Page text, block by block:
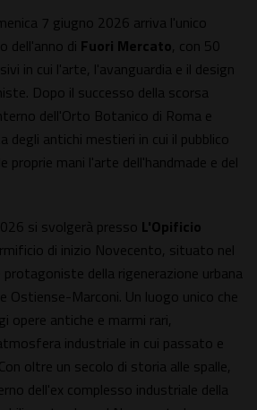
7 giugno 2026 arriva l'unico
dell'anno di Fuori Mercato, con 50
in cui l'arte, l'avanguardia e il design
Dopo il successo della scorsa
dell'Orto Botanico di Roma e
degli antichi mestieri in cui il pubblico
proprie mani l'arte dell'handmade e del
si svolgerà presso L'Opificio
di inizio Novecento, situato nel
protagoniste della rigenerazione urbana
Ostiense-Marconi. Un luogo unico che
opere antiche e marmi rari,
industriale in cui passato e
oltre un secolo di storia alle spalle,
dell'ex complesso industriale della